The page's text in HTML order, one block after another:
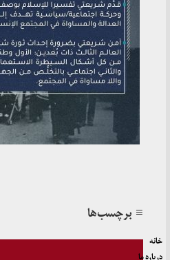
≡ برچسب‌ها
خانه